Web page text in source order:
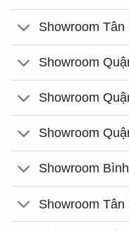
Showroom Tân
Showroom
Showroom
Showroom
Showroom
Showroom Tân